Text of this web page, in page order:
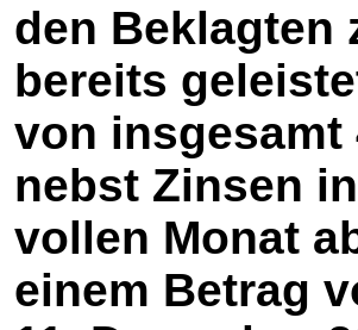
den Beklagten
bereits
von insgesamt
nebst Zinsen
vollen Monat
einem Betrag